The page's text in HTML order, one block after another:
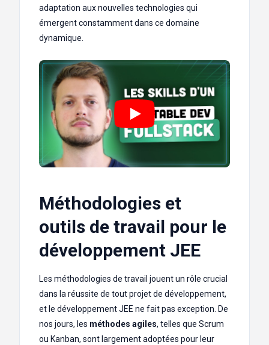
adaptation aux nouvelles technologies qui
émergent constamment dans ce domaine
dynamique.
Méthodologies et
outils de travail pour le
développement JEE
Les méthodologies de travail jouent un rôle crucial
dans la réussite de tout projet de développement,
et le développement JEE ne fait pas exception. De
nos jours, les méthodes agiles, telles que Scrum
ou Kanban, sont largement adoptées pour leur